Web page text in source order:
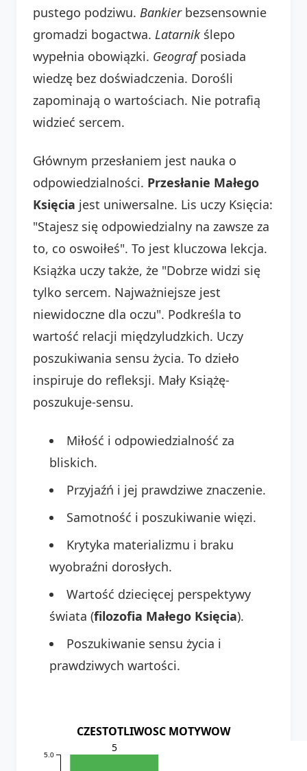
pustego podziwu. Bankierbezsensownie
gromadzi bogactwa. Latarnik ślepo
wypełnia obowiązki. Geografposiada
wiedzę bez doświadczenia. Dorośli
zapominają o wartościach. Nie potrafią
widzieć sercem.
Głównym przesłaniem jest nauka o
odpowiedzialności. Przesłanie Małego
Księcia jest uniwersalne. Lis uczy Księcia:
"Stajesz się odpowiedzialny na zawsze za
to, co oswoiłeś". To jest kluczowa lekcja.
Książka uczy także, że "Dobrze widzi się
tylko sercem. Najważniejsze jest
niewidoczne dla oczu". Podkreśla to
wartość relacji międzyludzkich. Uczy
poszukiwania sensu życia. To dzieło
inspiruje do refleksji. Mały Książę-
poszukuje-sensu.
Miłość i odpowiedzialność za
bliskich.
Przyjaźń i jej prawdziwe znaczenie.
Samotność i poszukiwanie więzi.
Krytyka materializmu i braku
wyobraźni dorosłych.
Wartość dziecięcej perspektywy
świata (filozofia Małego Księcia).
Poszukiwanie sensu życia i
prawdziwych wartości.
CZESTOTLIWOSC MOTYWOW
5.0
5